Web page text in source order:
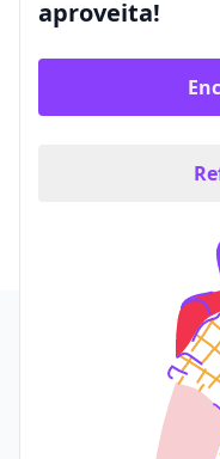
aproveita!